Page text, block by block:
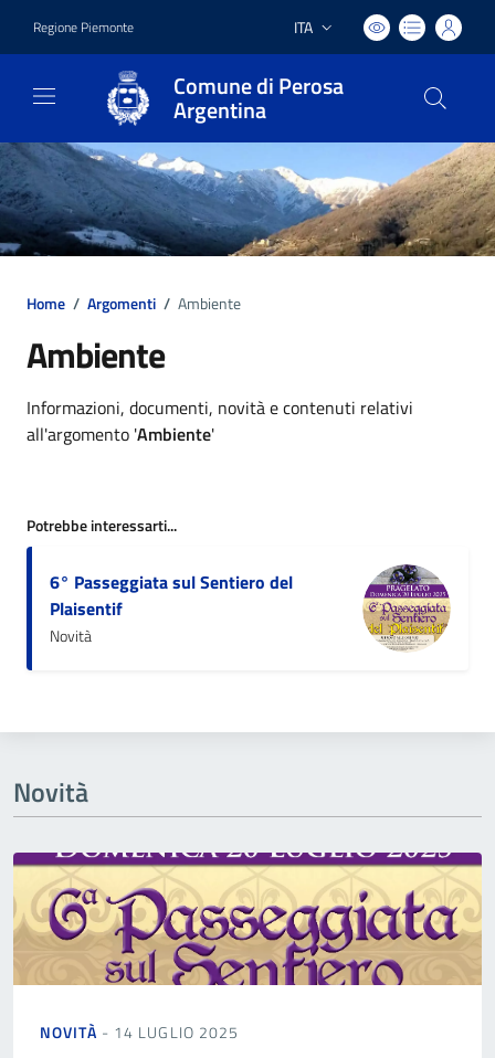
Regione Piemonte Lingua attiva:
ITA
Comune di Perosa
Argentina
Home / Argomenti / Ambiente
Ambiente
Dettagli argomento
Informazioni, documenti, novità e contenuti relativi
all'argomento 'Ambiente'
Potrebbe interessarti...
6° Passeggiata sul Sentiero del
Plaisentif
Novità
Novità
NOVITÀ - 14 LUGLIO 2025